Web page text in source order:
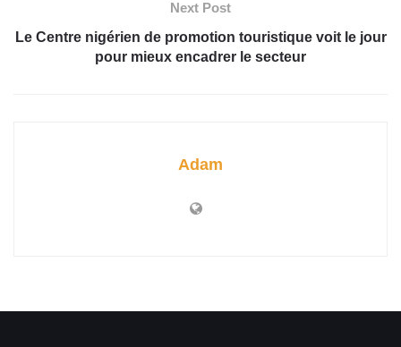
Next Post
Le Centre nigérien de promotion touristique voit le jour
pour mieux encadrer le secteur
Adam